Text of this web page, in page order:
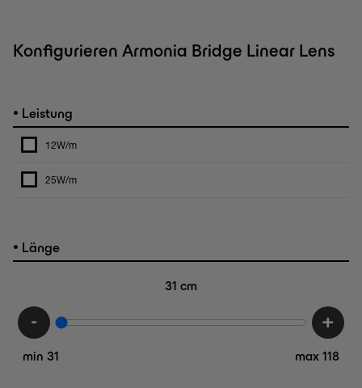
Konfigurieren Armonia Bridge Linear Lens
• Leistung
12W/m
25W/m
• Länge
31 cm
min 31 max 118
- +